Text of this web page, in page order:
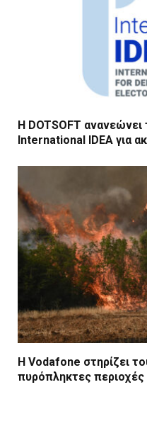
Η DOTSOFT ανανεώνει
International IDEA για
Η Vodafone στηρίζει
πυρόπληκτες περιοχές